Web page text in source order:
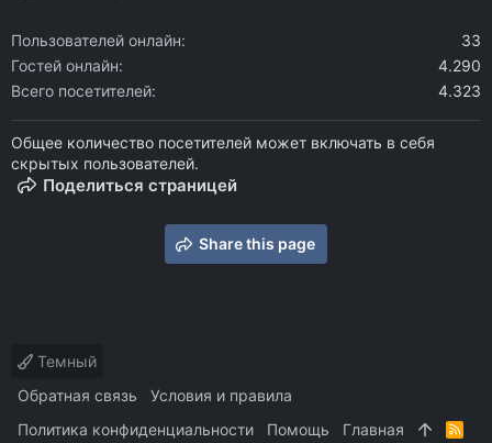
Пользователей онлайн
33
Гостей онлайн
4.290
Всего посетителей
4.323
Общее количество посетителей может включать в себя
скрытых пользователей.
Поделиться страницей
Share this page
Темный
Обратная связь
Условия и правила
Политика конфиденциальности
Помощь Главная
R